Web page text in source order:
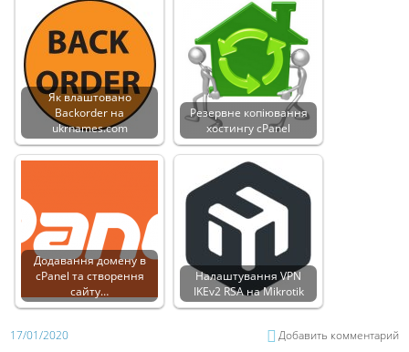
Як влаштовано
Backorder на
ukrnames.com
Резервне копіювання
хостингу cPanel
Додавання домену в
cPanel та створення
сайту…
Налаштування VPN
IKEv2 RSA на Mikrotik
17/01/2020 Добавить комментарий